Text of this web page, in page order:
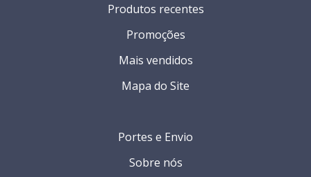
Portes e Envio
Sobre nós
Produtos recentes
Promoções
Mais vendidos
Mapa do Site